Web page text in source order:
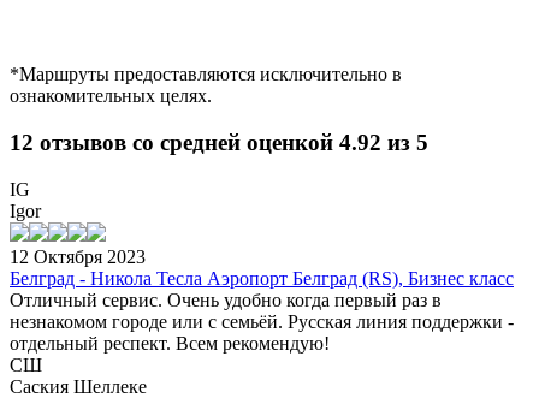
*Маршруты предоставляются исключительно в
ознакомительных целях.
12 отзывов со средней оценкой 4.92 из 5
IG
Igor
12 Октября 2023
Белград - Никола Тесла Аэропорт Белград (RS), Бизнес класс
Отличный сервис. Очень удобно когда первый раз в
незнакомом городе или с семьёй. Русская линия поддержки -
отдельный респект. Всем рекомендую!
СШ
Саския Шеллеке